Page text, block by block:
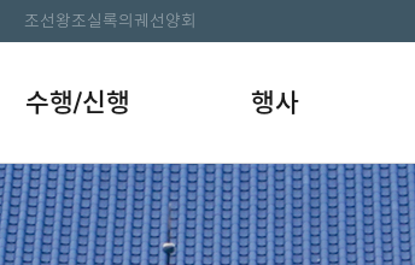
조선왕조실록의궤선양회
수행/신행 행사